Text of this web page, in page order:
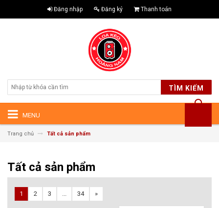
Đăng nhập Đăng ký Thanh toán
TÌM KIẾM
MENU
Trang chủ Tất cả sản phẩm
Tất cả sản phẩm
1 2 3 ... 34 »